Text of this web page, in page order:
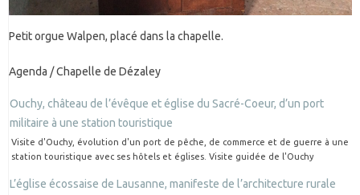
Petit orgue Walpen, placé dans la chapelle.
Agenda / Chapelle de Dézaley
Ouchy, château de l’évêque et église du Sacré-Coeur, d’un port
militaire à une station touristique
Visite d'Ouchy, évolution d'un port de pêche, de commerce et de guerre à une
station touristique avec ses hôtels et églises. Visite guidée de l'Ouchy
L’église écossaise de Lausanne, manifeste de l’architecture rurale